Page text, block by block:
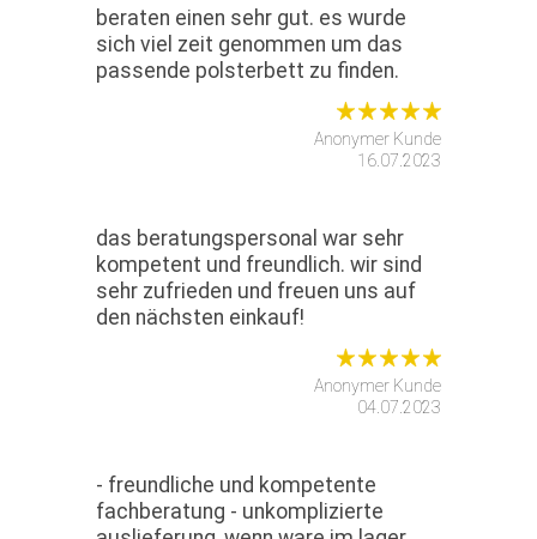
beraten einen sehr gut. es wurde
sich viel zeit genommen um das
passende polsterbett zu finden.
Anonymer Kunde
16.07.2023
das beratungspersonal war sehr
kompetent und freundlich. wir sind
sehr zufrieden und freuen uns auf
den nächsten einkauf!
Anonymer Kunde
04.07.2023
- freundliche und kompetente
fachberatung - unkomplizierte